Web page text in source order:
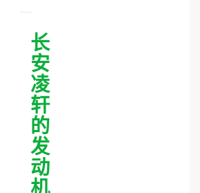
长
安
凌
轩
的
发
动
机